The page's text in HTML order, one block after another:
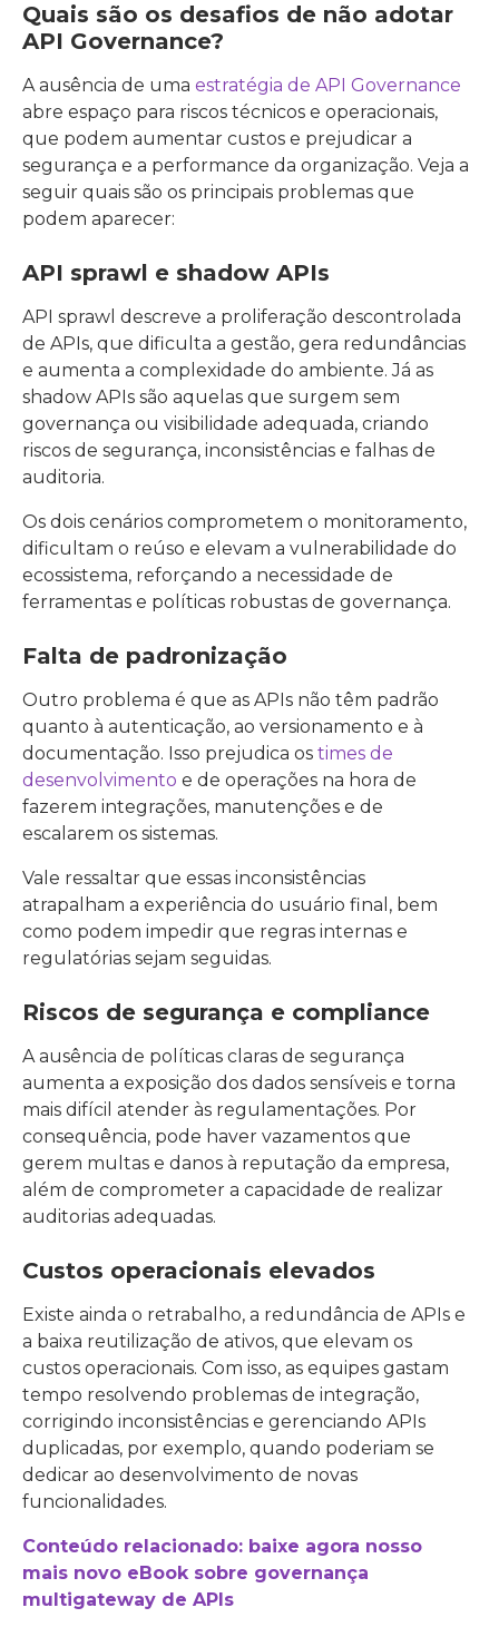
Quais são os desafios de não adotar
API Governance?
A ausência de uma estratégia de API Governance
abre espaço para riscos técnicos e operacionais,
que podem aumentar custos e prejudicar a
segurança e a performance da organização. Veja a
seguir quais são os principais problemas que
podem aparecer:
API sprawl e shadow APIs
API sprawl descreve a proliferação descontrolada
de APIs, que dificulta a gestão, gera redundâncias
e aumenta a complexidade do ambiente. Já as
shadow APIs são aquelas que surgem sem
governança ou visibilidade adequada, criando
riscos de segurança, inconsistências e falhas de
auditoria.
Os dois cenários comprometem o monitoramento,
dificultam o reúso e elevam a vulnerabilidade do
ecossistema, reforçando a necessidade de
ferramentas e políticas robustas de governança.
Falta de padronização
Outro problema é que as APIs não têm padrão
quanto à autenticação, ao versionamento e à
documentação. Isso prejudica os times de
desenvolvimento e de operações na hora de
fazerem integrações, manutenções e de
escalarem os sistemas.
Vale ressaltar que essas inconsistências
atrapalham a experiência do usuário final, bem
como podem impedir que regras internas e
regulatórias sejam seguidas.
Riscos de segurança e compliance
A ausência de políticas claras de segurança
aumenta a exposição dos dados sensíveis e torna
mais difícil atender às regulamentações. Por
consequência, pode haver vazamentos que
gerem multas e danos à reputação da empresa,
além de comprometer a capacidade de realizar
auditorias adequadas.
Custos operacionais elevados
Existe ainda o retrabalho, a redundância de APIs e
a baixa reutilização de ativos, que elevam os
custos operacionais. Com isso, as equipes gastam
tempo resolvendo problemas de integração,
corrigindo inconsistências e gerenciando APIs
duplicadas, por exemplo, quando poderiam se
dedicar ao desenvolvimento de novas
funcionalidades.
Conteúdo relacionado: baixe agora nosso
mais novo eBook sobre governança
multigateway de APIs